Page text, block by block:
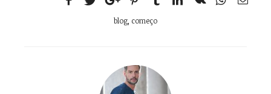
blog começo